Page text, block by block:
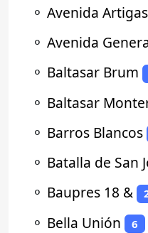
⚬ Avenida
⚬ Avenida
⚬ Baltasar Brum
⚬ Baltasar
⚬ Barros Blancos
⚬ Batalla de San
⚬ Baupres 18 &
⚬ Bella Unión 6